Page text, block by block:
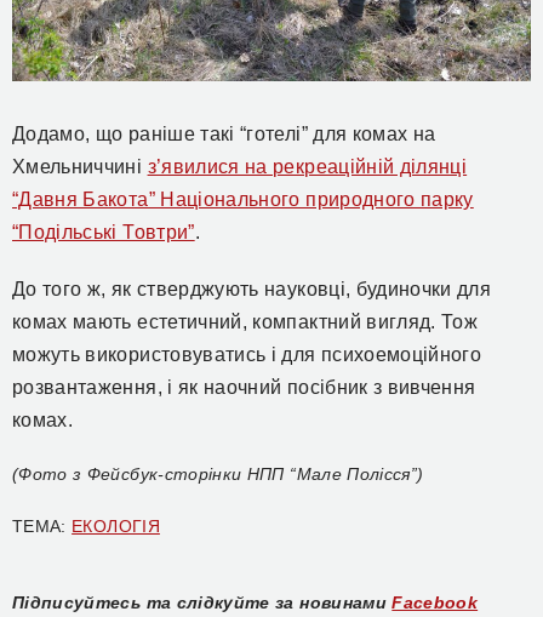
Додамо, що раніше такі “готелі” для комах на
Хмельниччині з’явилися на рекреаційній ділянці
“Давня Бакота” Національного природного парку
“Подільські Товтри”.
До того ж, як стверджують науковці, будиночки для
комах мають естетичний, компактний вигляд. Тож
можуть використовуватись і для психоемоційного
розвантаження, і як наочний посібник з вивчення
комах.
(Фото з Фейсбук-сторінки НПП “Мале Полісся”)
ТЕМА: ЕКОЛОГІЯ
Підписуйтесь та слідкуйте за новинами Facebook